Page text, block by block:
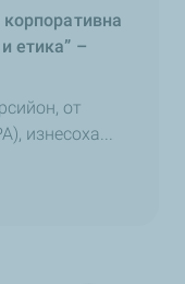
корпоративна
етика” –
от
изнесоха...